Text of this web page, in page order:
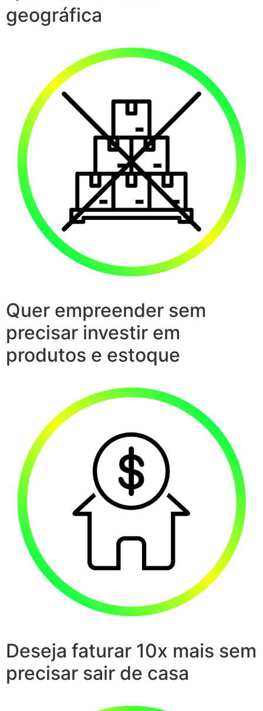
geográfica
Quer empreender sem
precisar investir em
produtos e estoque
Deseja faturar 10x mais sem
precisar sair de casa